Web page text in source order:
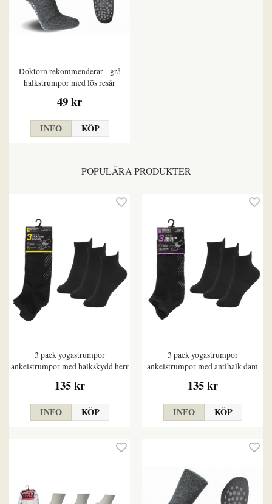
Doktorn rekommenderar - grå
halkstrumpor med lös resår
49 kr
INFO KÖP
POPULÄRA PRODUKTER
3 pack yogastrumpor
ankelstrumpor med halkskydd herr
135 kr
INFO KÖP
3 pack yogastrumpor
ankelstrumpor med antihalk dam
135 kr
INFO KÖP